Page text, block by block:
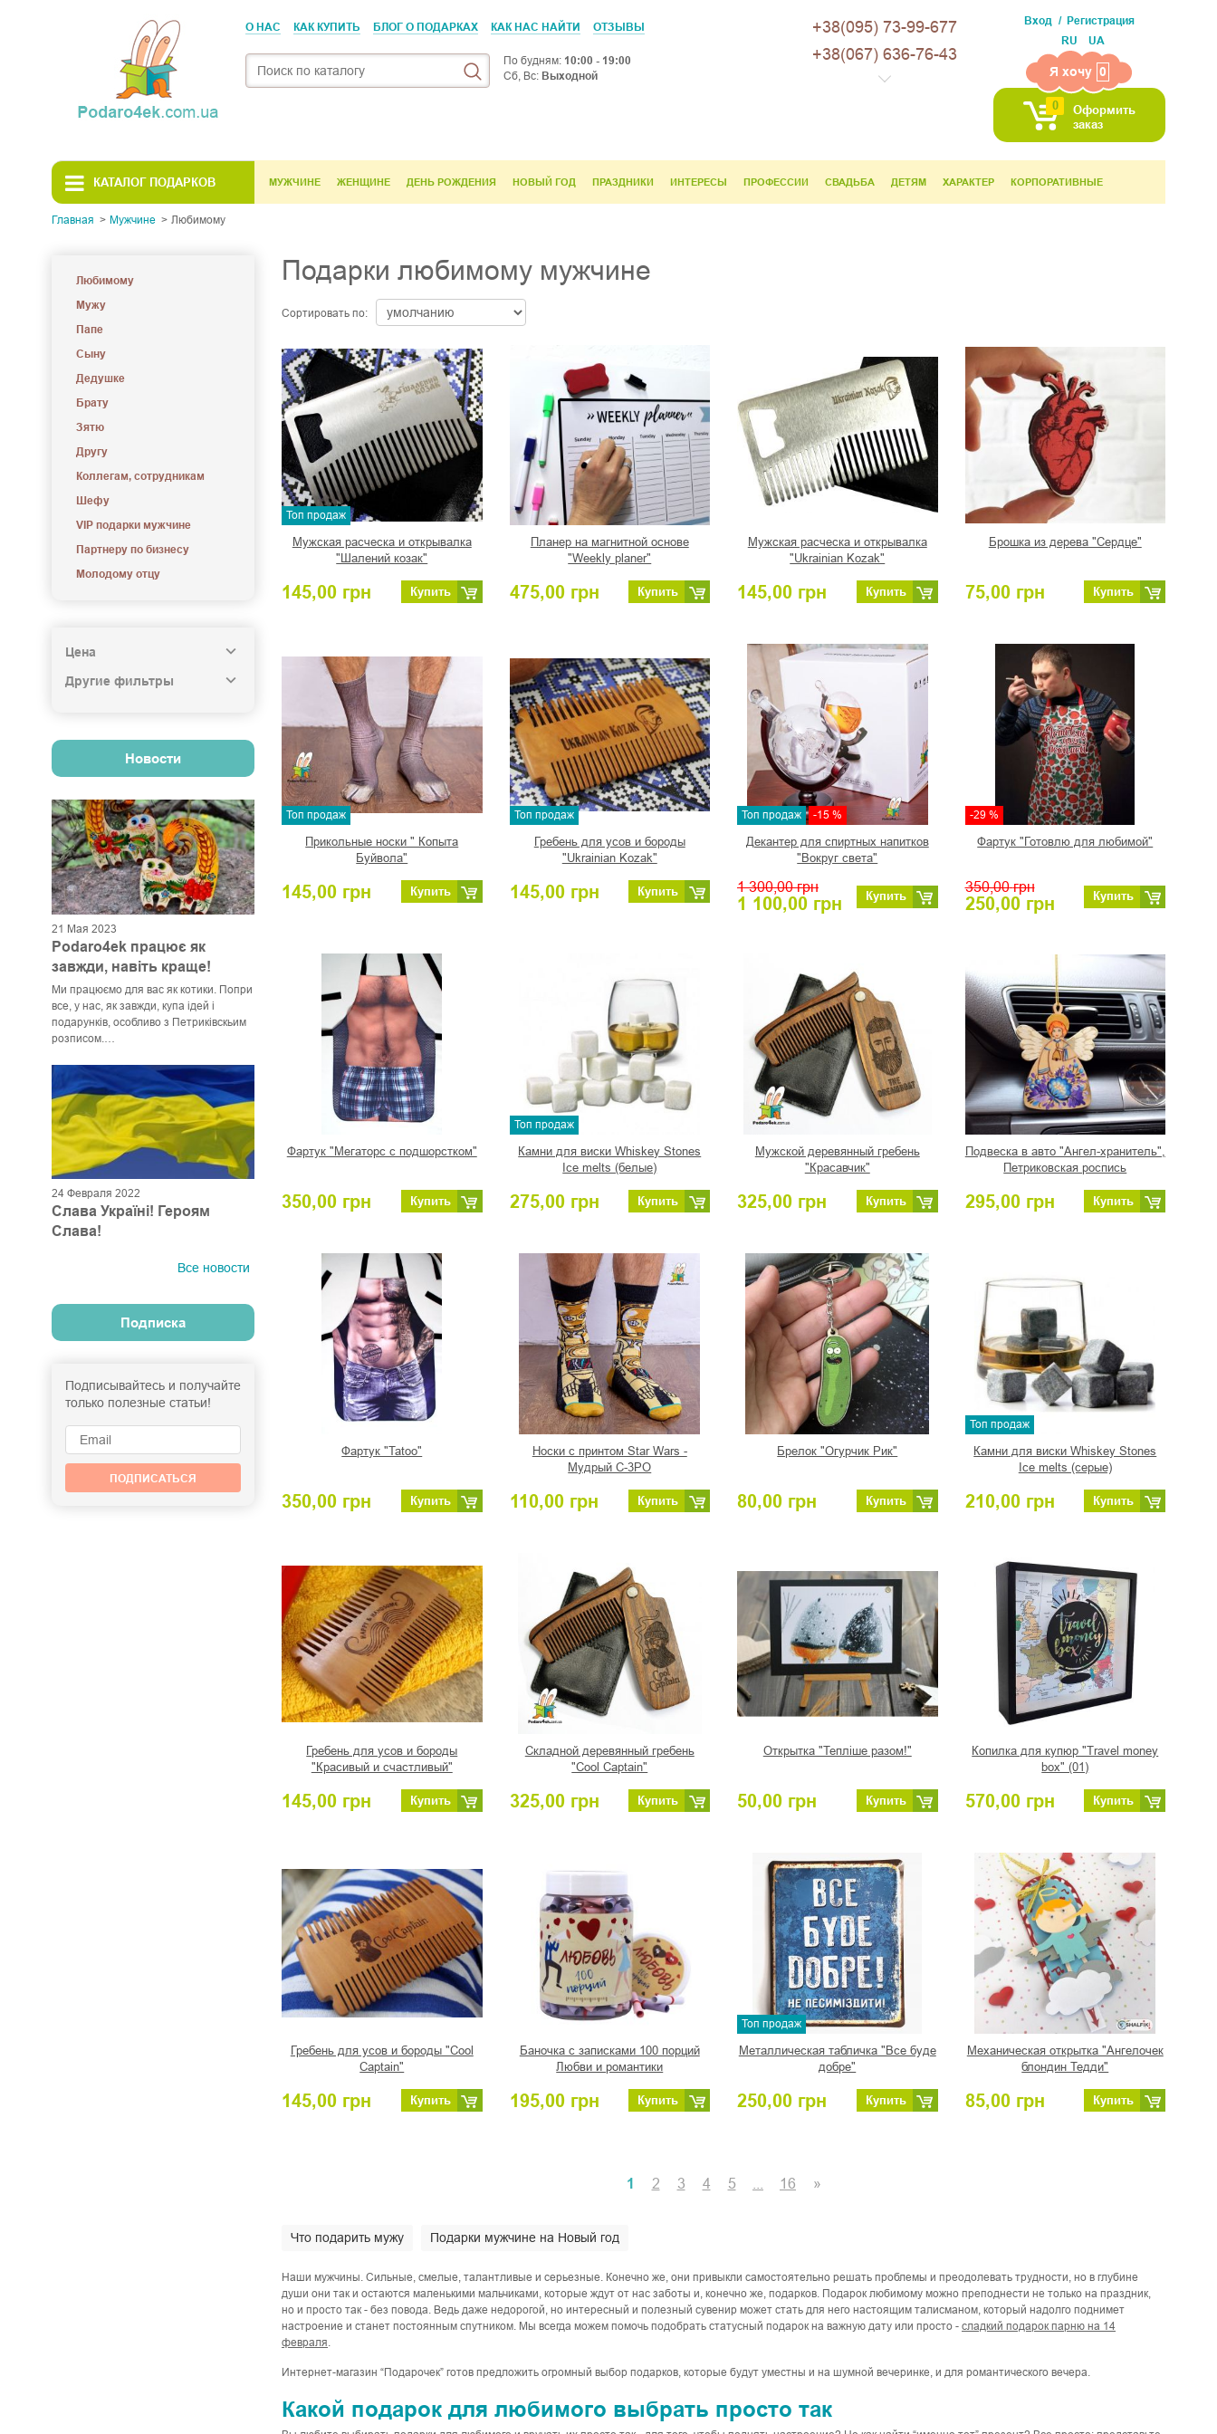
О НАС КАК КУПИТЬ БЛОГ О ПОДАРКАХ КАК НАС НАЙТИ ОТЗЫВЫ
По будням: 10:00 - 19:00
Сб, Вс: Выходной
+38(095) 73-99-677
+38(067) 636-76-43
Вход
Регистрация
RU
UA
Я хочу 0
0
Оформить
заказ
КАТАЛОГ ПОДАРКОВ МУЖЧИНЕ ЖЕНЩИНЕ ДЕНЬ РОЖДЕНИЯ НОВЫЙ ГОД ПРАЗДНИКИ ИНТЕРЕСЫ ПРОФЕССИИ СВАДЬБА ДЕТЯМ ХАРАКТЕР КОРПОРАТИВНЫЕ
Главная Мужчине Любимому
Любимому
Мужу
Папе
Сыну
Дедушке
Брату
Зятю
Другу
Коллегам, сотрудникам
Шефу
VIP подарки мужчине
Партнеру по бизнесу
Молодому отцу
Цена
Другие фильтры
Подарки любимому мужчине
Сортировать по:
Топ продаж
Мужская расческа и открывалка
"Шалений козак"
145,00 грн Купить
Планер на магнитной основе
"Weekly planer"
475,00 грн Купить
Мужская расческа и открывалка
"Ukrainian Kozak"
145,00 грн Купить
Брошка из дерева "Сердце"
75,00 грн Купить
Топ продаж
Прикольные носки " Копыта
Буйвола"
145,00 грн Купить
Топ продаж
Гребень для усов и бороды
"Ukrainian Kozak"
145,00 грн Купить
Топ продаж -15 %
Декантер для спиртных напитков
"Вокруг света"
1 300,00 грн
1 100,00 грн Купить
-29 %
Фартук "Готовлю для любимой"
350,00 грн
250,00 грн Купить
Фартук "Мегаторс с подшорстком"
350,00 грн Купить
Топ продаж
Камни для виски Whiskey Stones
Ice melts (белые)
275,00 грн Купить
Мужской деревянный гребень
"Красавчик"
325,00 грн Купить
Подвеска в авто "Ангел-хранитель",
Петриковская роспись
295,00 грн Купить
Фартук "Tatoo"
350,00 грн Купить
Носки с принтом Star Wars -
Мудрый С-3РО
110,00 грн Купить
Брелок "Огурчик Рик"
80,00 грн Купить
Топ продаж
Камни для виски Whiskey Stones
Ice melts (серые)
210,00 грн Купить
Гребень для усов и бороды
"Красивый и счастливый"
145,00 грн Купить
Складной деревянный гребень
"Cool Captain"
325,00 грн Купить
Открытка "Тепліше разом!"
50,00 грн Купить
Копилка для купюр "Travel money
box" (01)
570,00 грн Купить
Гребень для усов и бороды "Cool
Captain"
145,00 грн Купить
Баночка с записками 100 порций
Любви и романтики
195,00 грн Купить
Топ продаж
Металлическая табличка "Все буде
добре"
250,00 грн Купить
Механическая открытка "Ангелочек
блондин Тедди"
85,00 грн Купить
1 2 3 4 5 16 »
Что подарить мужу Подарки мужчине на Новый год
Наши мужчины. Сильные, смелые, талантливые и серьезные. Конечно же, они привыкли самостоятельно решать проблемы и преодолевать трудности, но в глубине
души они так и остаются маленькими мальчиками, которые ждут от нас заботы и, конечно же, подарков. Подарок любимому можно преподнести не только на праздник,
но и просто так - без повода. Ведь даже недорогой, но интересный и полезный сувенир может стать для него настоящим талисманом, который надолго поднимет
настроение и станет постоянным спутником. Мы всегда можем помочь подобрать статусный подарок на важную дату или просто - сладкий подарок парню на 14
февраля.
Интернет-магазин “Подарочек” готов предложить огромный выбор подарков, которые будут уместны и на шумной вечеринке, и для романтического вечера.
Какой подарок для любимого выбрать просто так
Новости
21 Мая 2023
Podaro4ek працює як
завжди, навіть краще!
Ми працюємо для вас як котики. Попри
все, у нас, як завжди, купа ідей і
подарунків, особливо з Петриківскьим
розписом.
24 Февраля 2022
Слава Україні! Героям
Слава!
Все новости
Подписка
Подписывайтесь и получайте
только полезные статьи!
ПОДПИСАТЬСЯ